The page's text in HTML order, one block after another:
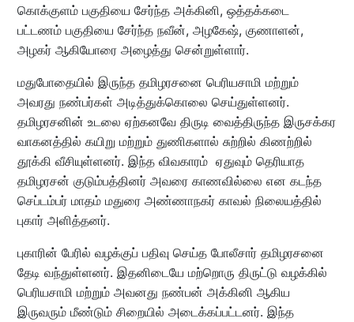
கொக்குளம் பகுதியை சேர்ந்த அக்கினி, ஒத்தக்கடை
பட்டணம் பகுதியை சேர்ந்த நவீன், அழகேஷ், குணாளன்,
அழகர் ஆகியோரை அழைத்து சென்றுள்ளார்.
மதுபோதையில் இருந்த தமிழரசனை பெரியசாமி மற்றும்
அவரது நண்பர்கள் அடித்துக்கொலை செய்துள்ளனர்.
தமிழரசனின் உடலை ஏற்கனவே திருடி வைத்திருந்த இருசக்கர
வாகனத்தில் கயிறு மற்றும் துணிகளால் சுற்றில் கிணற்றில்
தூக்கி வீசியுள்ளனர். இந்த விவகாரம் ஏதுவும் தெரியாத
தமிழரசன் குடும்பத்தினர் அவரை காணவில்லை என கடந்த
செப்டம்பர் மாதம் மதுரை அண்ணாநகர் காவல் நிலையத்தில்
புகார் அளித்தனர்.
புகாரின் பேரில் வழக்குப் பதிவு செய்த போலீசார் தமிழரசனை
தேடி வந்துள்ளனர். இதனிடையே மற்றொரு திருட்டு வழக்கில்
பெரியசாமி மற்றும் அவனது நண்பன் அக்கினி ஆகிய
இருவரும் மீண்டும் சிறையில் அடைக்கப்பட்டனர். இந்த